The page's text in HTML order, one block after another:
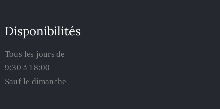
Disponibilités
Tous les jours de
9:30 à 18:00
Sauf le dimanche